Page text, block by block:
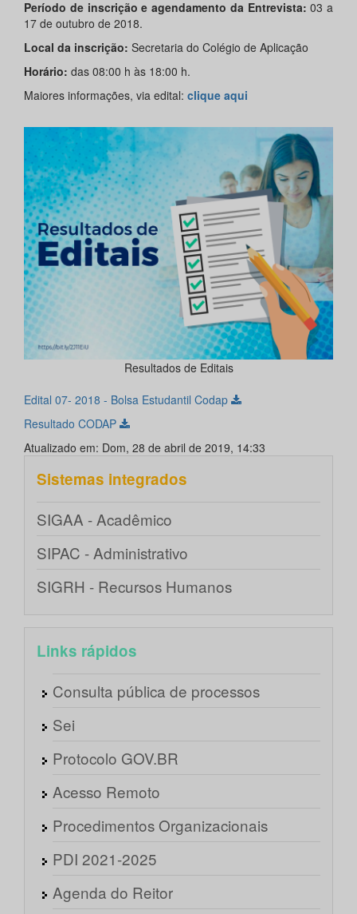
Período de inscrição e agendamento da Entrevista: 03 a
17 de outubro de 2018.
Local da inscrição: Secretaria do Colégio de Aplicação
Horário: das 08:00 h às 18:00 h.
Maiores informações, via edital: clique aqui
Resultados de Editais
Edital 07- 2018 - Bolsa Estudantil Codap
Resultado CODAP
Atualizado em: Dom, 28 de abril de 2019, 14:33
Sistemas integrados
SIGAA - Acadêmico
SIPAC - Administrativo
SIGRH - Recursos Humanos
Links rápidos
Consulta pública de processos
Sei
Protocolo GOV.BR
Acesso Remoto
Procedimentos Organizacionais
PDI 2021-2025
Agenda do Reitor